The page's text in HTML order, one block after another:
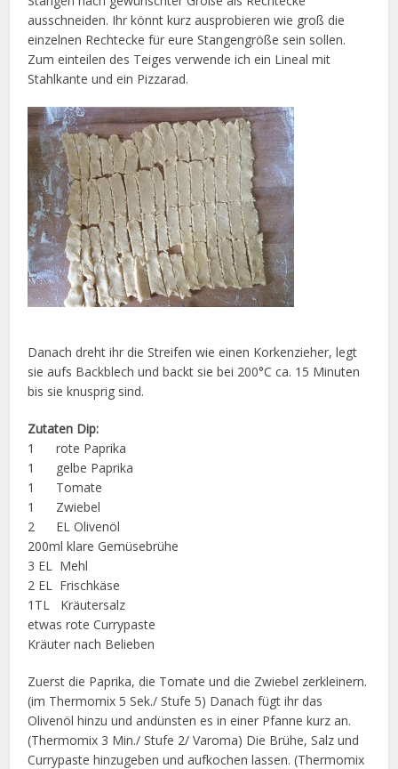
ausschneiden. Ihr könnt kurz ausprobieren wie groß die
einzelnen Rechtecke für eure Stangengröße sein sollen.
Zum einteilen des Teiges verwende ich ein Lineal mit
Stahlkante und ein Pizzarad.
Danach dreht ihr die Streifen wie einen Korkenzieher, legt
sie aufs Backblech und backt sie bei 200°C ca. 15 Minuten
bis sie knusprig sind.
Zutaten Dip:
1 rote Paprika
1 gelbe Paprika
1 Tomate
1 Zwiebel
2 EL Olivenöl
200ml klare Gemüsebrühe
3 EL Mehl
2 EL Frischkäse
1TL Kräutersalz
etwas rote Currypaste
Kräuter nach Belieben
Zuerst die Paprika, die Tomate und die Zwiebel zerkleinern.
(im Thermomix 5 Sek./ Stufe 5) Danach fügt ihr das
Olivenöl hinzu und andünsten es in einer Pfanne kurz an.
(Thermomix 3 Min./ Stufe 2/ Varoma) Die Brühe, Salz und
Currypaste hinzugeben und aufkochen lassen. (Thermomix